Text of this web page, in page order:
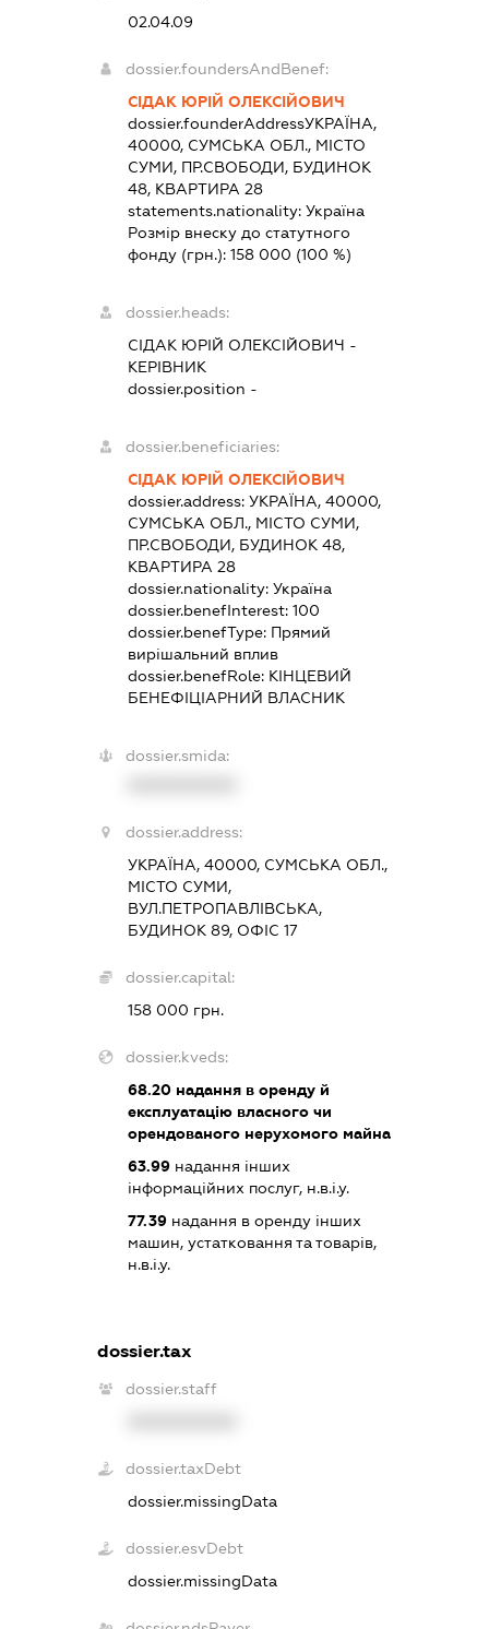
02.04.09
dossier.foundersAndBenef:
СІДАК ЮРІЙ ОЛЕКСІЙОВИЧ
dossier.founderAddressУКРАЇНА,
40000, СУМСЬКА ОБЛ., МІСТО
СУМИ, ПР.СВОБОДИ, БУДИНОК
48, КВАРТИРА 28
statements.nationality:Україна
Розмір внеску до статутного
фонду (грн.):158 000 (100 %)
dossier.heads:
СІДАК ЮРІЙ ОЛЕКСІЙОВИЧ -
КЕРІВНИК
dossier.position -
dossier.beneficiaries:
СІДАК ЮРІЙ ОЛЕКСІЙОВИЧ
dossier.address:УКРАЇНА, 40000,
СУМСЬКА ОБЛ., МІСТО СУМИ,
ПР.СВОБОДИ, БУДИНОК 48,
КВАРТИРА 28
dossier.nationality:Україна
dossier.benefInterest:100
dossier.benefType: Прямий
вирішальний вплив
dossier.benefRole: КІНЦЕВИЙ
БЕНЕФІЦІАРНИЙ ВЛАСНИК
dossier.smida:
dossier.address:
УКРАЇНА, 40000, СУМСЬКА ОБЛ.,
МІСТО СУМИ,
ВУЛ.ПЕТРОПАВЛІВСЬКА,
БУДИНОК 89, ОФІС 17
dossier.capital:
158 000 грн.
dossier.kveds:
68.20 надання в оренду й
експлуатацію власного чи
орендованого нерухомого майна
63.99 надання інших
інформаційних послуг, н.в.і.у.
77.39 надання в оренду інших
машин, устатковання та товарів,
н.в.і.у.
dossier.tax
dossier.staff
dossier.taxDebt
dossier.missingData
dossier.esvDebt
dossier.missingData